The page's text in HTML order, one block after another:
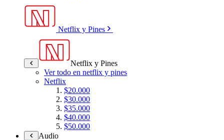
Netflix y Pines
Netflix y Pines
Ver todo en netflix y pines
Netflix
$20.000
$30.000
$35.000
$40.000
$50.000
Audio